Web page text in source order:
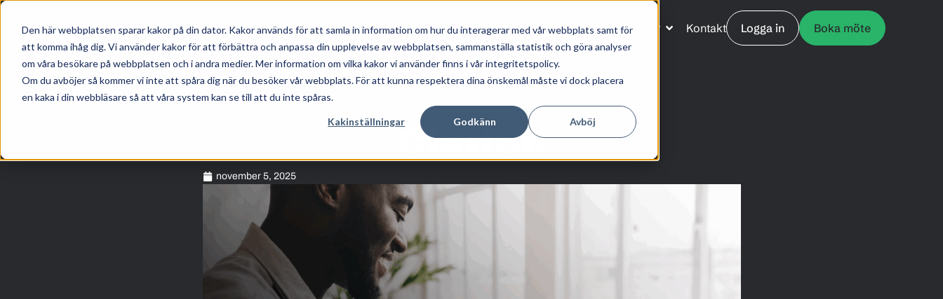
Den här webbplatsen sparar kakor på din dator. Kakor används för att samla in information om hur du interagerar med vår webbplats samt för
att komma ihåg dig. Vi använder kakor för att förbättra och anpassa din upplevelse av webbplatsen, sammanställa statistik och göra analyser
om våra besökare på webbplatsen och i andra medier. Mer information om vilka kakor vi använder finns i vår integritetspolicy.
Om du avböjer så kommer vi inte att spåra dig när du besöker vår webbplats. För att kunna respektera dina önskemål måste vi dock placera
en kaka i din webbläsare så att våra system kan se till att du inte spåras.
Kakinställningar Godkänn Avböj
Våra tjänster Kunskap Om oss Priser Kontakt Logga in Boka möte
HEM/KUNSKAP/
Claiton
november 5, 2025